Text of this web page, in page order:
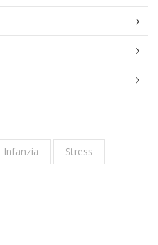
Infanzia Stress